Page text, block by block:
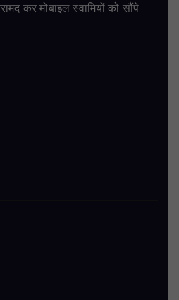
कर मोबाइल स्वामियों को सौंपे